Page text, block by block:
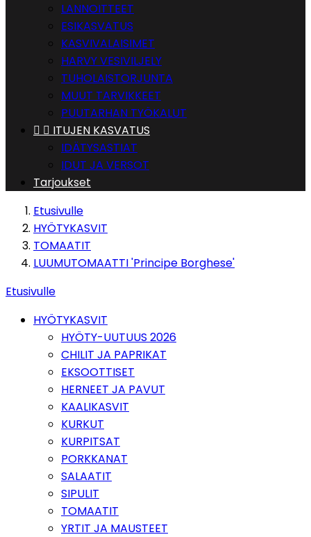
LANNOITTEET
ESIKASVATUS
KASVIVALAISIMET
HARVY VESIVILJELY
TUHOLAISTORJUNTA
MUUT TARVIKKEET
PUUTARHAN TYÖKALUT
  ITUJEN KASVATUS
IDÄTYSASTIAT
IDUT JA VERSOT
Tarjoukset
Etusivulle
HYÖTYKASVIT
TOMAATIT
LUUMUTOMAATTI 'Principe Borghese'
Etusivulle
HYÖTYKASVIT
HYÖTY-UUTUUS 2026
CHILIT JA PAPRIKAT
EKSOOTTISET
HERNEET JA PAVUT
KAALIKASVIT
KURKUT
KURPITSAT
PORKKANAT
SALAATIT
SIPULIT
TOMAATIT
YRTIT JA MAUSTEET